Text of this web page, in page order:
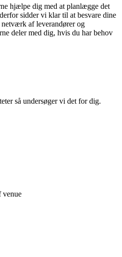
hjælpe dig med at planlægge det
sidder vi klar til at besvare dine
af leverandører og
deler med dig, hvis du har behov
så undersøger vi det for dig.
venue